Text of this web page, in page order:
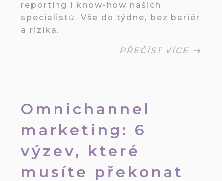
reporting i know-how našich
specialistů. Vše do týdne, bez bariér
a rizika.
PŘEČÍST VÍCE
Omnichannel
marketing: 6
výzev, které
musíte překonat